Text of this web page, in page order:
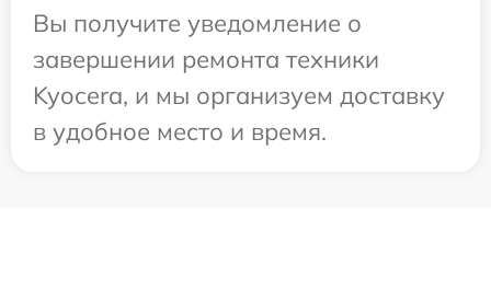
Вы получите уведомление о
завершении ремонта техники
Kyocera, и мы организуем доставку
в удобное место и время.